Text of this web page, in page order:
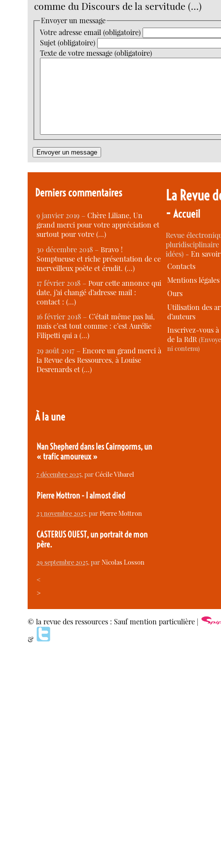
comme du Discours de la servitude (…)
Envoyer un message
Votre adresse email (obligatoire)
Sujet (obligatoire)
Texte de votre message (obligatoire)
Derniers commentaires
9 janvier 2019 –Chère Liliane, Un
grand merci pour votre appréciation et
surtout pour votre (…)
30 décembre 2018 –Bravo !
Somptueuse et riche présentation de ce
merveilleux poète et érudit. (…)
17 février 2018 –Pour cette annonce qui
date, j’ai changé d’adresse mail :
contact : (…)
16 février 2018 –C’était même pas lui,
mais c’est tout comme : c’est Aurélie
Filipetti qui a (…)
29 août 2017 –Encore un grand merci à
la Revue des Ressources, à Louise
Desrenards et (…)
À la une
Nan Shepherd dans les Cairngorms, un
« trafic amoureux »
7 décembre 2025, parCécile Vibarel
Pierre Mottron - I almost died
23 novembre 2025, parPierre Mottron
CASTERUS OUEST, un portrait de mon
père.
29 septembre 2025, parNicolas Losson
<
>
La Revue
-Accueil
Revue
idées) -En
Contacts
Mentions légales
Ours
Utilisation des
d’auteurs
Inscrivez-vous
de la RdR
ni contenu)
© la revue des ressources : Sauf mention particulière |
&